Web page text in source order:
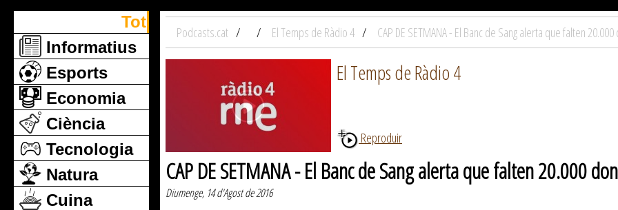
Tot
Informatius
Esports
Economia
Ciència
Tecnologia
Natura
Cuina
Podcasts.cat El Temps de Ràdio 4 CAP DE SETMANA - El Banc de Sang alerta que falten
El Temps de Ràdio 4
Reproduir
CAP DE SETMANA - El Banc de Sang alerta que falten 20.000
Diumenge, 14 d'Agost de 2016